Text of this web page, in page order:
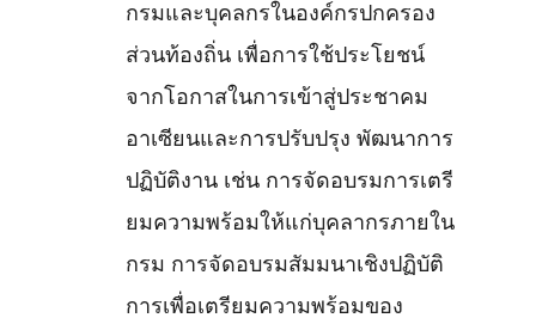
กรมและบุคลกรในองค์กรปกครอง
ส่วนท้องถิ่น เพื่อการใช้ประโยชน์
จากโอกาสในการเข้าสู่ประชาคม
อาเซียนและการปรับปรุง พัฒนาการ
ปฏิบัติงาน เช่น การจัดอบรมการเตรี
ยมความพร้อมให้แก่บุคลากรภายใน
กรม การจัดอบรมสัมมนาเชิงปฏิบัติ
การเพื่อเตรียมความพร้อมของ